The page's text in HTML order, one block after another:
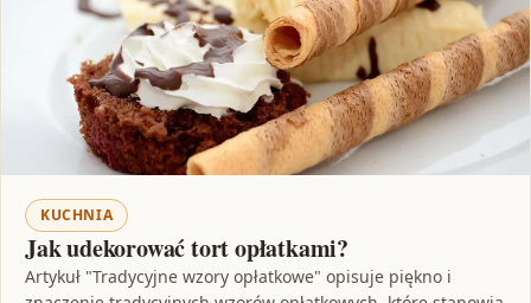
KUCHNIA
Jak udekorować tort opłatkami?
Artykuł "Tradycyjne wzory opłatkowe" opisuje piękno i